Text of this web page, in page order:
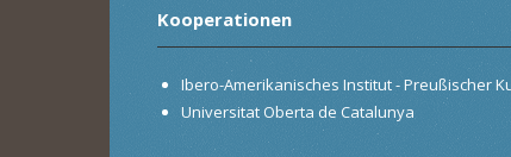
Kooperationen
Ibero-Amerikanisches Institut - Preußischer
Universitat Oberta de Catalunya